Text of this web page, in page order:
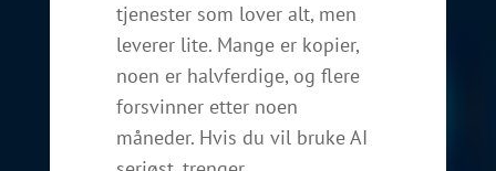
tjenester som lover alt, men
leverer lite. Mange er kopier,
noen er halvferdige, og flere
forsvinner etter noen
måneder. Hvis du vil bruke AI